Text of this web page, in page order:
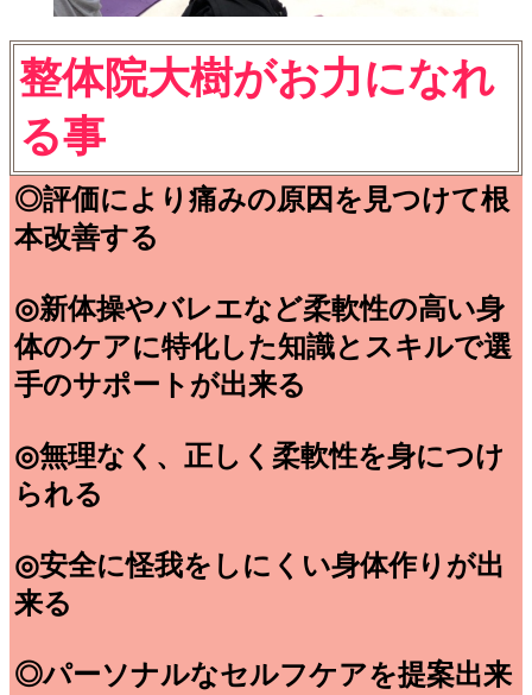
整体院大樹がお力になれ
る事
◎評価により痛みの原因を見つけて根
本改善する
◎新体操やバレエなど柔軟性の高い身
体のケアに特化した知識とスキルで選
手のサポートが出来る
◎無理なく、正しく柔軟性を身につけ
られる
◎安全に怪我をしにくい身体作りが出
来る
◎パーソナルなセルフケアを提案出来